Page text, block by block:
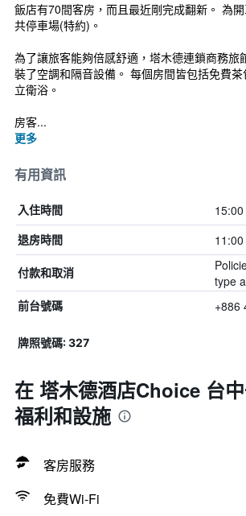
飯店有70間客房，而且最近剛完成翻新。 為
共停車場(特約)。
為了讓旅客能夠倍感舒適，塔木德連鎖商務旅
裝了空調和隔音設備。 每個房間皆包括免費
立衛浴。
房客...
更多
有用資訊
入住時間 15:00
退房時間 11:00
付款和取消
type
前台號碼 +886
牌照號碼: 327
在 塔木德酒店Choice 台
福利和設施
客房服務
免費Wi-Fi